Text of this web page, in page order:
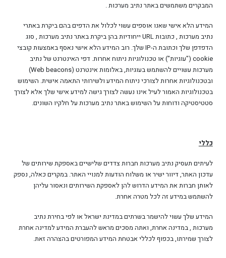
המבקרים משתמשים באתר נתיב מערכות .
המידע הלא אישי שאנו אוספים עשוי לכלול את הדפים בהם ביקרת באתרי
נתיב מערכות , כתובות URL ייחודיות בהן ביקרת באתר נתיב מערכות , סוג
הדפדפן שלך וכתובת ה-IP שלך. רוב המידע הלא אישי נאסף באמצעות קובצי
cookie ("עוגיות") או טכנולוגיות ניתוח אחרות. דפי האינטרנט של נתיב
מערכות עשויים להשתמש בעוגיות, באלומות אינטרנט (Web beacons)
ובטכנולוגיות אחרות לצורכי ניתוח המידע ולשירותי התאמה אישית. השימוש
בטכנולוגיות האמור לעיל אינו נעשה לצורך גישה למידע אישי שלך אלא לצורך
סטטיסטיקה ודוחות על השימוש באתר נתיב מערכות על חלקיו השונים.
כללי
לעיתים תעסיק נתיב מערכות חברות צדדים שלישיים באספקת שירותים של
עדכון האתר, דיוור ישיר או משלוח הודעות למנויי האתר. במקרים כאלה, נספק
לאותן חברות את המידע הדרוש להן לאספקת השירותים ונאסור עליהן
להשתמש במידע זה לכל מטרה אחרת.
המידע שלך עשוי להישמר בשרתים במדינת ישראל או לפי בחירת נתיב
מערכות , במדינה אחרת, ואתה מסכים מראש להעברת המידע למדינה אחרת
לצורך שמירתו, בכפוף לכללי אבטחת המידע המפורטים בהצהרה זאת.